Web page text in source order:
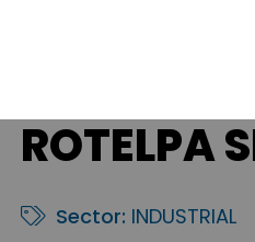
ROTELPA
Sector: INDUSTRIAL